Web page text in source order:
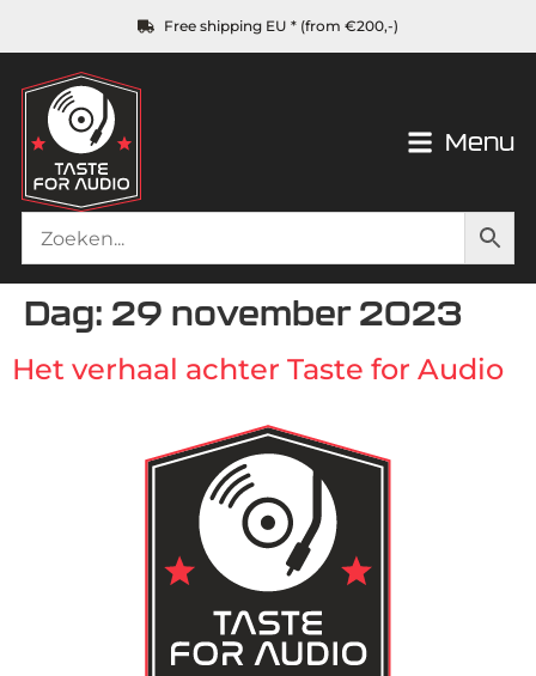
Free shipping EU * (from €200,-)
Menu
Dag: 29 november 2023
Het verhaal achter Taste for Audio